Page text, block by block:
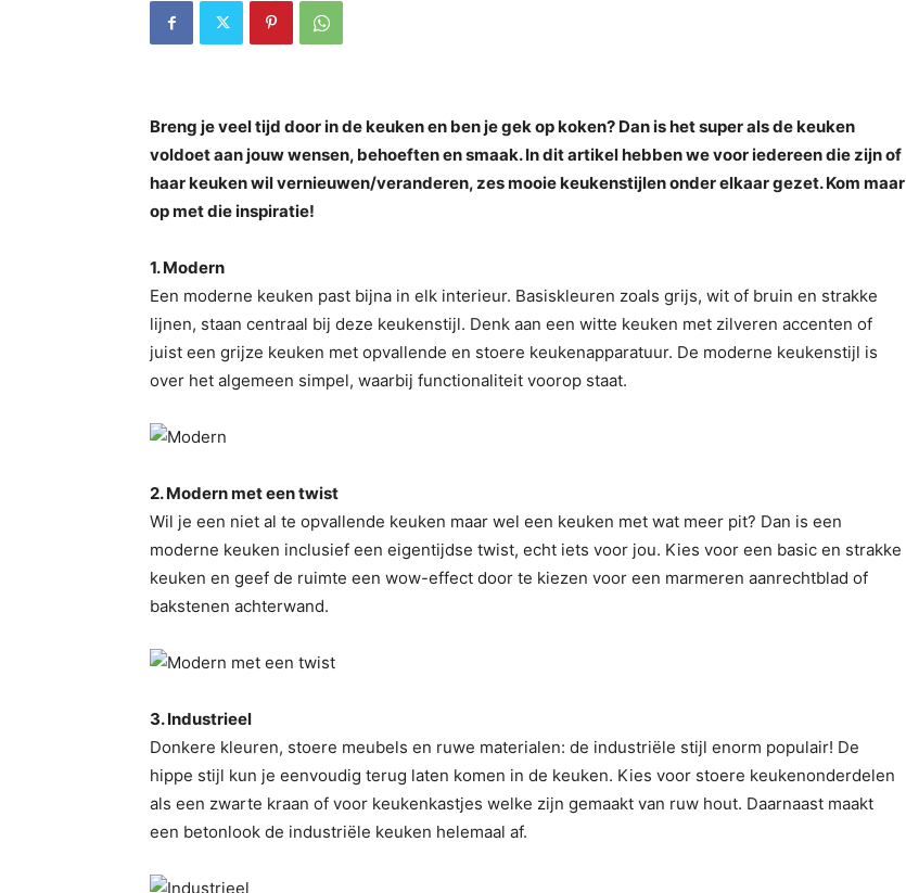
Breng je veel tijd door in de keuken en ben je gek op koken? Dan is het super als de keuken
voldoet aan jouw wensen, behoeften en smaak. In dit artikel hebben we voor iedereen die zijn of
haar keuken wil vernieuwen/veranderen, zes mooie keukenstijlen onder elkaar gezet. Kom maar
op met die inspiratie!
1. Modern
Een moderne keuken past bijna in elk interieur. Basiskleuren zoals grijs, wit of bruin en strakke
lijnen, staan centraal bij deze keukenstijl. Denk aan een witte keuken met zilveren accenten of
juist een grijze keuken met opvallende en stoere keukenapparatuur. De moderne keukenstijl is
over het algemeen simpel, waarbij functionaliteit voorop staat.
2. Modern met een twist
Wil je een niet al te opvallende keuken maar wel een keuken met wat meer pit? Dan is een
moderne keuken inclusief een eigentijdse twist, echt iets voor jou. Kies voor een basic en strakke
keuken en geef de ruimte een wow-effect door te kiezen voor een marmeren aanrechtblad of
bakstenen achterwand.
3. Industrieel
Donkere kleuren, stoere meubels en ruwe materialen: de industriële stijl enorm populair! De
hippe stijl kun je eenvoudig terug laten komen in de keuken. Kies voor stoere keukenonderdelen
als een zwarte kraan of voor keukenkastjes welke zijn gemaakt van ruw hout. Daarnaast maakt
een betonlook de industriële keuken helemaal af.